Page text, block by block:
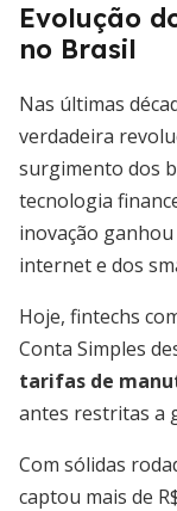
Evolução
no Brasil
Nas últimas
verdadeira
surgimento dos
tecnologia
inovação
internet e dos
Hoje, fintechs
Conta Simples
tarifas de
antes restritas a
Com sólidas
captou mais de